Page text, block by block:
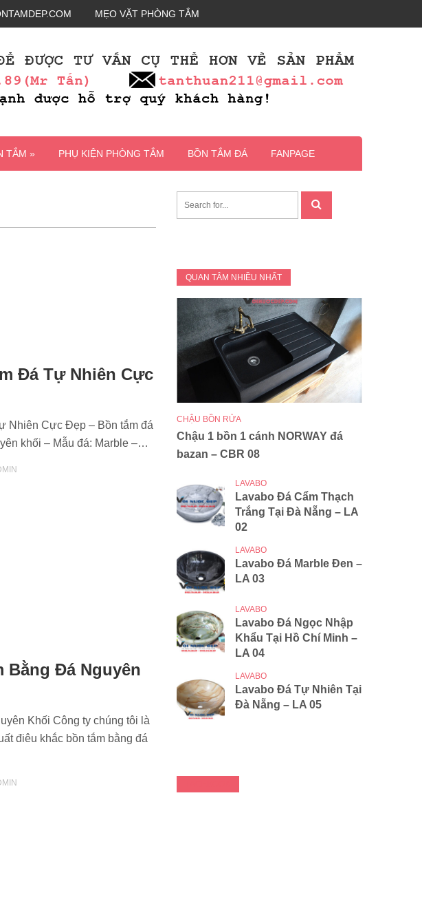
MẸO VẶT PHÒNG TẮM
TẮM » PHỤ KIỆN PHÒNG TẮM BỒN TẮM ĐÁ FANPAGE
Đá Tự Nhiên Cực
Nhiên Cực Đẹp – Bồn tắm đá
khối – Mẫu đá: Marble –…
Bằng Đá Nguyên
Khối Công ty chúng tôi là
điêu khắc bồn tắm bằng đá
QUAN TÂM NHIỀU NHẤT
CHẬU BỒN RỬA
Chậu 1 bồn 1 cánh NORWAY đá
bazan – CBR 08
LAVABO
Lavabo Đá Cẩm Thạch
Trắng Tại Đà Nẵng – LA
02
LAVABO
Lavabo Đá Marble Đen –
LA 03
LAVABO
Lavabo Đá Ngọc Nhập
Khẩu Tại Hồ Chí Minh –
LA 04
LAVABO
Lavabo Đá Tự Nhiên Tại
Đà Nẵng – LA 05